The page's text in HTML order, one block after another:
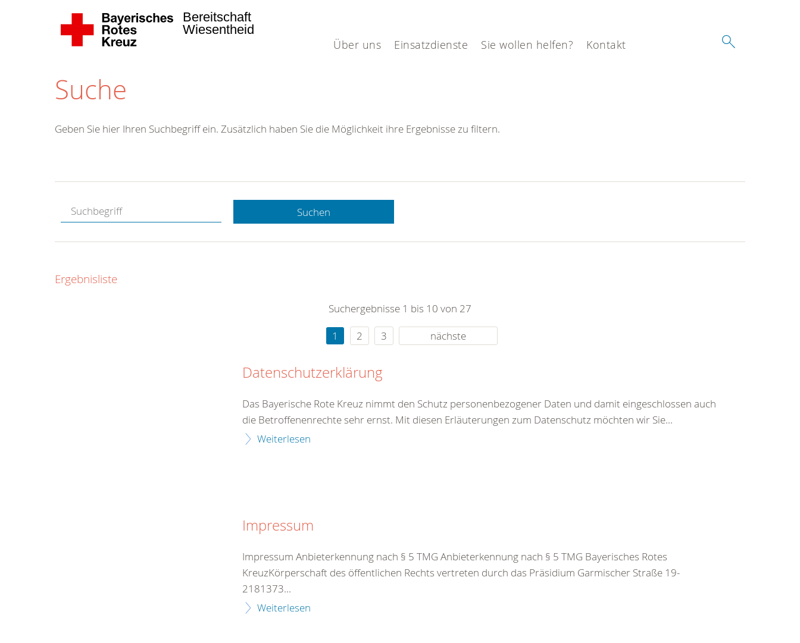
Über uns Einsatzdienste Sie wollen helfen? Kontakt
Bereitschaft
Wiesentheid
Suche
Hotline.
gerne.
Geben Sie hier Ihren Suchbegriff ein. Zusätzlich haben Sie die Möglichkeit ihre Ergebnisse zu filtern.
Suchen
Ergebnisliste
Suchergebnisse 1 bis 10 von 27
1
2 3 nächste
Datenschutzerklärung
Das Bayerische Rote Kreuz nimmt den Schutz personenbezogener Daten und damit eingeschlossen auch
die Betroffenenrechte sehr ernst. Mit diesen Erläuterungen zum Datenschutz möchten wir Sie...
Weiterlesen
Impressum
Impressum Anbieterkennung nach § 5 TMG Anbieterkennung nach § 5 TMG Bayerisches Rotes
KreuzKörperschaft des öffentlichen Rechts vertreten durch das Präsidium Garmischer Straße 19-
2181373...
Weiterlesen